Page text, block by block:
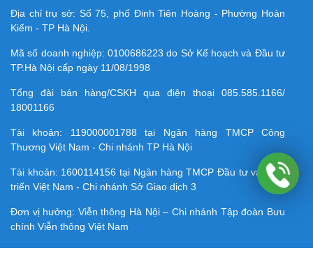
Địa chỉ trụ sở: Số 75, phố Đinh Tiên Hoàng - Phường Hoàn
Kiếm - TP Hà Nội.
Mã số doanh nghiệp:0100686223 do Sở Kế hoạch và Đầu tư
TP.Hà Nội cấp ngày 11/08/1998
Tổng đài bán hàng/CSKH qua điện thoại 085.585.1166/
18001166
Tài khoản: 119000001788 tại Ngân hàng TMCP Công
Thương Việt Nam - Chi nhánh TP Hà Nội
Tài khoản: 1600114156 tại Ngân hàng TMCP Ðầu tư và Phát
triển Việt Nam - Chi nhánh Sở Giao dịch 3
Đơn vị hưởng: Viễn thông Hà Nội – Chi nhánh Tập đoàn Bưu
chính Viễn thông Việt Nam